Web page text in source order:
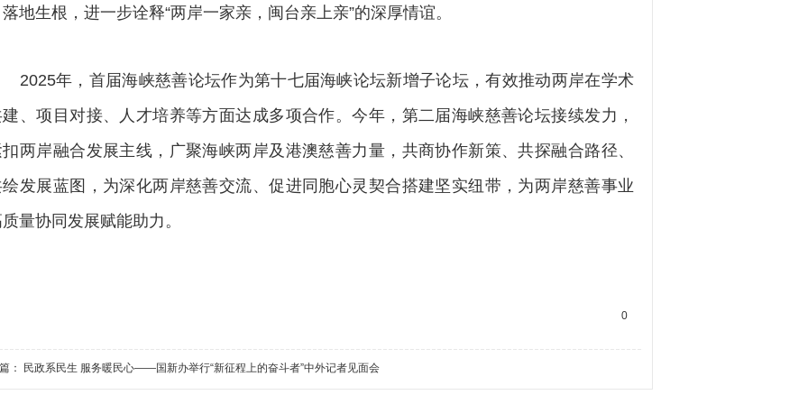
地生根，进一步诠释“两岸一家亲，闽台亲上亲”的深厚情谊。
年，首届海峡慈善论坛作为第十七届海峡论坛新增子论坛，有效推动两岸在学术
、项目对接、人才培养等方面达成多项合作。今年，第二届海峡慈善论坛接续发力，
两岸融合发展主线，广聚海峡两岸及港澳慈善力量，共商协作新策、共探融合路径、
发展蓝图，为深化两岸慈善交流、促进同胞心灵契合搭建坚实纽带，为两岸慈善事业
量协同发展赋能助力。
0
： 民政系民生 服务暖民心——国新办举行“新征程上的奋斗者”中外记者见面会